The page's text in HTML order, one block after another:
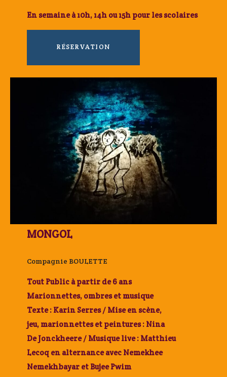
En semaine à 10h, 14h ou 15h pour les scolaires
RÉSERVATION
MONGOL
Compagnie BOULETTE
Tout Public à partir de 6 ans
Marionnettes, ombres et musique
Texte : Karin Serres / Mise en scène,
jeu, marionnettes et peintures : Nina
De Jonckheere / Musique live : Matthieu
Lecoq en alternance avec Nemekhee
Nemekhbayar et Bujee Pwim